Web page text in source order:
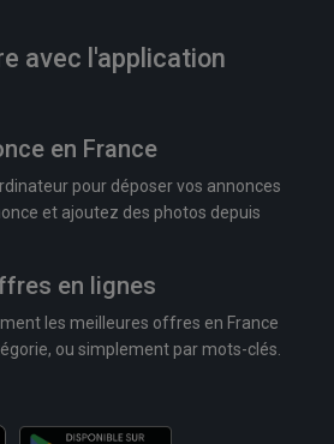
avec l'application
en France
pour déposer vos annonces
et ajoutez des photos depuis
en lignes
les meilleures offres en France
ou simplement par mots-clés.